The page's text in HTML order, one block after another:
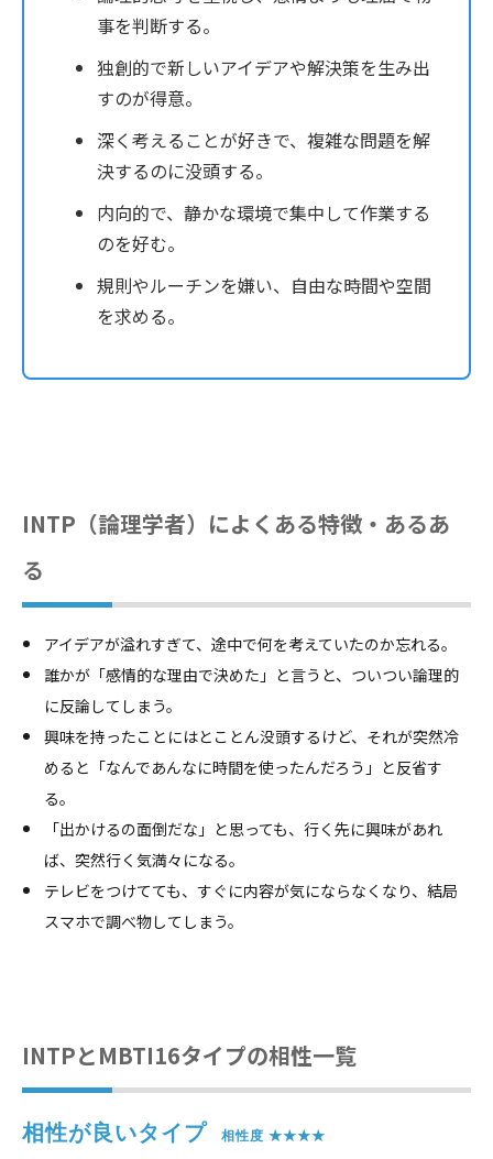
事を判断する。
独創的で新しいアイデアや解決策を生み出
すのが得意。
深く考えることが好きで、複雑な問題を解
決するのに没頭する。
内向的で、静かな環境で集中して作業する
のを好む。
規則やルーチンを嫌い、自由な時間や空間
を求める。
INTP（論理学者）によくある特徴・あるあ
る
アイデアが溢れすぎて、途中で何を考えていたのか忘れる。
誰かが「感情的な理由で決めた」と言うと、ついつい論理的
に反論してしまう。
興味を持ったことにはとことん没頭するけど、それが突然冷
めると「なんであんなに時間を使ったんだろう」と反省す
る。
「出かけるの面倒だな」と思っても、行く先に興味があれ
ば、突然行く気満々になる。
テレビをつけてても、すぐに内容が気にならなくなり、結局
スマホで調べ物してしまう。
INTPとMBTI16タイプの相性一覧
相性が良いタイプ 相性度 ★★★★